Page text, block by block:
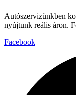
Autószervizünkben
nyújtunk reális áron.
Facebook